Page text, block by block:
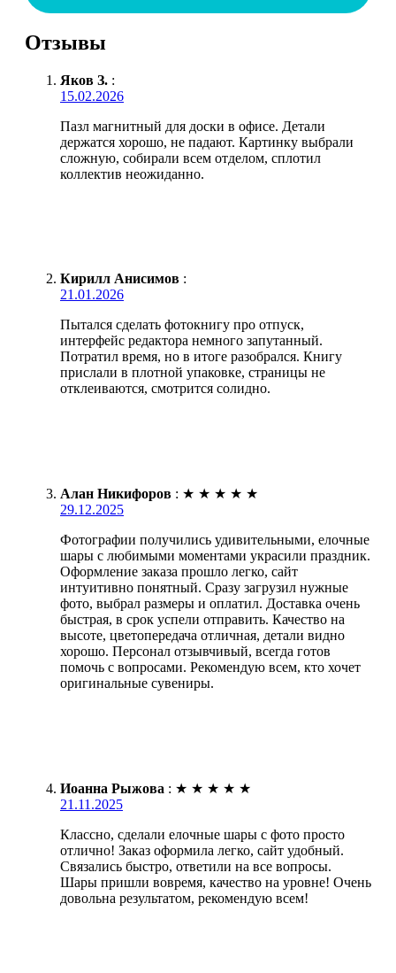
Отзывы
Яков З. :
15.02.2026
Пазл магнитный для доски в офисе. Детали
держатся хорошо, не падают. Картинку выбрали
сложную, собирали всем отделом, сплотил
коллектив неожиданно.
Кирилл Анисимов :
21.01.2026
Пытался сделать фотокнигу про отпуск,
интерфейс редактора немного запутанный.
Потратил время, но в итоге разобрался. Книгу
прислали в плотной упаковке, страницы не
отклеиваются, смотрится солидно.
Алан Никифоров : ★ ★ ★ ★ ★
29.12.2025
Фотографии получились удивительными, елочные
шары с любимыми моментами украсили праздник.
Оформление заказа прошло легко, сайт
интуитивно понятный. Сразу загрузил нужные
фото, выбрал размеры и оплатил. Доставка очень
быстрая, в срок успели отправить. Качество на
высоте, цветопередача отличная, детали видно
хорошо. Персонал отзывчивый, всегда готов
помочь с вопросами. Рекомендую всем, кто хочет
оригинальные сувениры.
Иоанна Рыжова : ★ ★ ★ ★ ★
21.11.2025
Классно, сделали елочные шары с фото просто
отлично! Заказ оформила легко, сайт удобный.
Связались быстро, ответили на все вопросы.
Шары пришли вовремя, качество на уровне! Очень
довольна результатом, рекомендую всем!